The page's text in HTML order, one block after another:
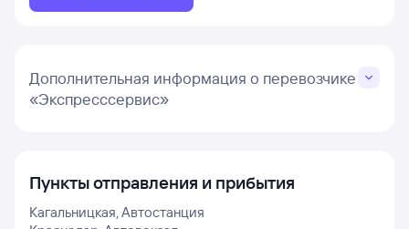
Дополнительная информация о перевозчике
«Экспресссервис»
Пункты отправления и прибытия
Кагальницкая, Автостанция